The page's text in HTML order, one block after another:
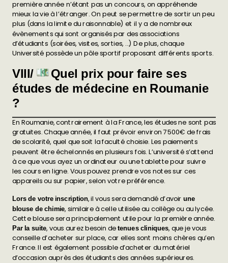
première année n’étant pas un concours, on appréhende
mieux la vie à l’étranger. On peut se permettre de sortir un peu
plus (dans la limite du raisonnable) et il y a de nombreux
évènements qui sont organisés par des associations
d’étudiants (soirées, visites, sorties, …) De plus, chaque
Université possède un pôle sportif proposant différents sports.
VIII/
Quel prix pour faire ses
études de médecine en Roumanie
?
En Roumanie, contrairement à la France, les études ne sont pas
gratuites. Chaque année, il faut prévoir environ 7500€ de frais
de scolarité, quel que soit la faculté choisie. Les paiements
peuvent être échelonnés en plusieurs fois. L’université s’attend
à ce que vous ayez un ordinateur ou une tablette pour suivre
les cours en ligne. Vous pouvez prendre vos notes sur ces
appareils ou sur papier, selon votre préférence.
Lors de votre inscription, il vous sera demandé d’avoir une
blouse de chimie, similaire à celle utilisée au collège ou au lycée.
Cette blouse sera principalement utile pour la première année.
Par la suite, vous aurez besoin detenues cliniques, que je vous
conseille d’acheter sur place, car elles sont moins chères qu’en
France. Il est également possible d’acheter du matériel
d’occasion auprès des étudiants des années supérieures.